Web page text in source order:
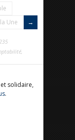
Une
solidaire,
.